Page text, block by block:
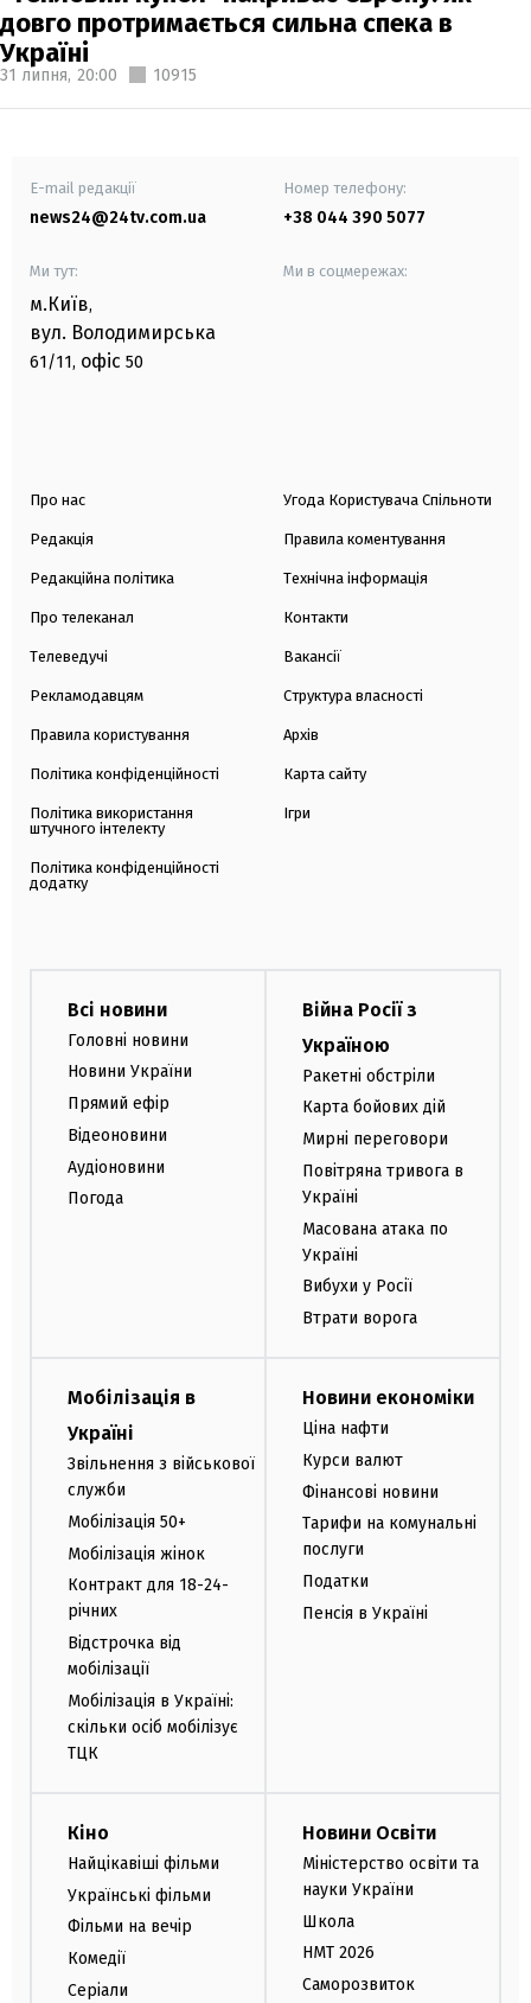
довго протримається сильна спека в
Україні
31 липня, 20:00 10915
E-mail редакції
news24@24tv.com.ua
Номер телефону:
+38 044 390 5077
Ми тут:
м.Київ,
вул. Володимирська
61/11, офіс 50
Ми в соцмережах:
Про нас
Редакція
Редакційна політика
Про телеканал
Телеведучі
Рекламодавцям
Правила користування
Політика конфіденційності
Політика використання
штучного інтелекту
Політика конфіденційності
додатку
Угода Користувача Спільноти
Правила коментування
Технічна інформація
Контакти
Вакансії
Структура власності
Архів
Карта сайту
Ігри
Всі новини
Головні новини
Новини України
Прямий ефір
Відеоновини
Аудіоновини
Погода
Війна Росії з
Україною
Ракетні обстріли
Карта бойових дій
Мирні переговори
Повітряна тривога в
Україні
Масована атака по
Україні
Вибухи у Росії
Втрати ворога
Мобілізація в
Україні
Звільнення з військової
служби
Мобілізація 50+
Мобілізація жінок
Контракт для 18-24-
річних
Відстрочка від
мобілізації
Мобілізація в Україні:
скільки осіб мобілізує
ТЦК
Новини економіки
Ціна нафти
Курси валют
Фінансові новини
Тарифи на комунальні
послуги
Податки
Пенсія в Україні
Кіно
Найцікавіші фільми
Українські фільми
Фільми на вечір
Комедії
Серіали
Новини Освіти
Міністерство освіти та
науки України
Школа
НМТ 2026
Саморозвиток